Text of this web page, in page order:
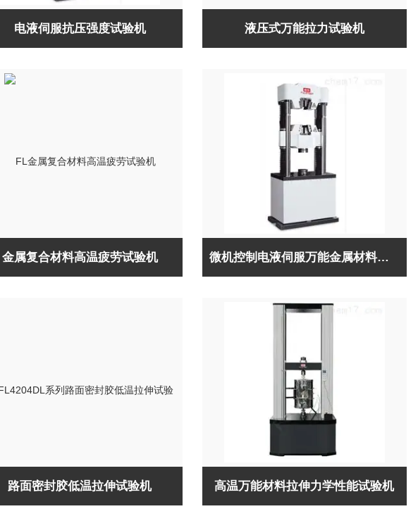
电液伺服抗压强度试验机 液压式万能拉力试验机
金属复合材料高温疲劳试验机 微机控制电液伺服万能金属材料试验机
路面密封胶低温拉伸试验机 高温万能材料拉伸力学性能试验机